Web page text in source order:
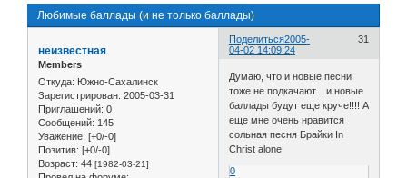
Любимые баллады (и не только баллады)
Поделиться 31
2005-
04-02 14:09:24
неизвестная
Members
Откуда: Южно-Сахалинск
Зарегистрирован: 2005-03-31
Приглашений: 0
Сообщений: 145
Уважение: [+0/-0]
Позитив: [+0/-0]
Возраст: 44 [1982-03-21]
Думаю, что и новые песни
тоже не подкачают... и новые
баллады будут еще круче!!!! А
еще мне очень нравится
сольная песня Брайки In
Christ alone
0